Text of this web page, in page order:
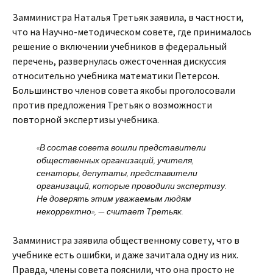
Замминистра Наталья Третьяк заявила, в частности,
что на Научно-методическом совете, где принималось
решение о включении учебников в федеральный
перечень, развернулась ожесточенная дискуссия
относительно учебника математики Петерсон.
Большинство членов совета якобы проголосовали
против предложения Третьяк о возможности
повторной экспертизы учебника.
«В состав совета вошли представители
общественных организаций, учителя,
сенаторы, депутаты, представители
организаций, которые проводили экспертизу.
Не доверять этим уважаемым людям
некорректно», — считает Третьяк.
Замминистра заявила общественному совету, что в
учебнике есть ошибки, и даже зачитала одну из них.
Правда, члены совета пояснили, что она просто не